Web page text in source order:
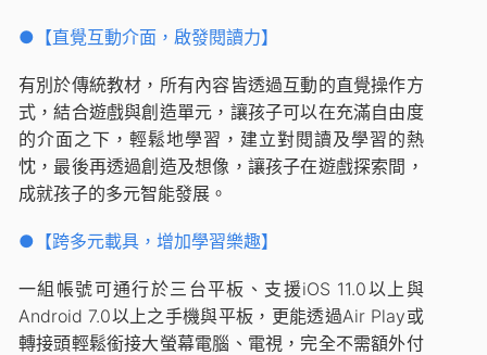
●【直覺互動介面，啟發閱讀力】
有別於傳統教材，所有內容皆透過互動的直覺操作方
式，結合遊戲與創造單元，讓孩子可以在充滿自由度
的介面之下，輕鬆地學習，建立對閱讀及學習的熱
忱，最後再透過創造及想像，讓孩子在遊戲探索間，
成就孩子的多元智能發展。
●【跨多元載具，增加學習樂趣】
一組帳號可通行於三台平板、支援iOS 11.0以上與
Android 7.0以上之手機與平板，更能透過Air Play或
轉接頭輕鬆銜接大螢幕電腦、電視，完全不需額外付